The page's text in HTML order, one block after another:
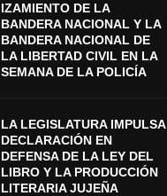
IZAMIENTO DE LA
BANDERA NACIONAL Y LA
BANDERA NACIONAL DE
LA LIBERTAD CIVIL EN LA
SEMANA DE LA POLICÍA
LA LEGISLATURA IMPULSA
DECLARACIÓN EN
DEFENSA DE LA LEY DEL
LIBRO Y LA PRODUCCIÓN
LITERARIA JUJEÑA